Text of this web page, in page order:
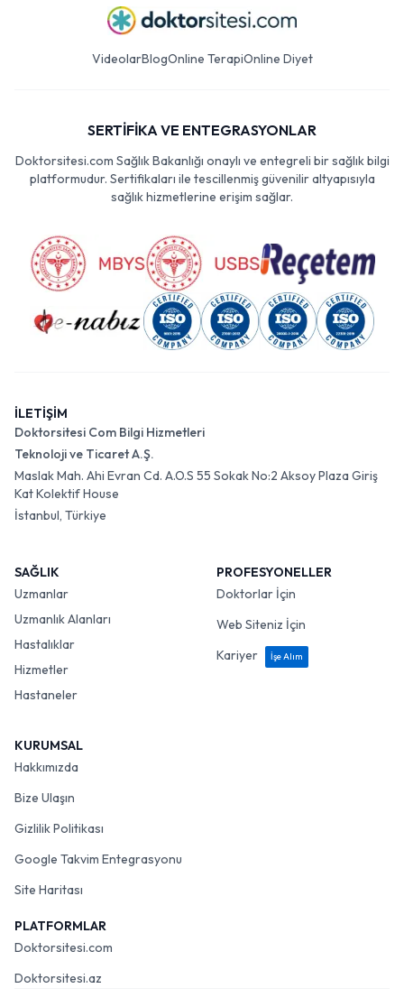
VideolarBlogOnline TerapiOnline Diyet
SERTİFİKA VE ENTEGRASYONLAR
Doktorsitesi.com Sağlık Bakanlığı onaylı ve entegreli bir sağlık bilgi
platformudur. Sertifikaları ile tescillenmiş güvenilir altyapısıyla
sağlık hizmetlerine erişim sağlar.
İLETİŞİM
Doktorsitesi Com Bilgi Hizmetleri
Teknoloji ve Ticaret A.Ş.
Maslak Mah. Ahi Evran Cd. A.O.S 55 Sokak No:2 Aksoy Plaza Giriş
Kat Kolektif House
İstanbul, Türkiye
SAĞLIK
Uzmanlar
Uzmanlık Alanları
Hastalıklar
Hizmetler
Hastaneler
PROFESYONELLER
Doktorlar İçin
Web Siteniz İçin
Kariyer
İşe Alım
KURUMSAL
Hakkımızda
Bize Ulaşın
Gizlilik Politikası
Google Takvim Entegrasyonu
Site Haritası
PLATFORMLAR
Doktorsitesi.com
Doktorsitesi.az